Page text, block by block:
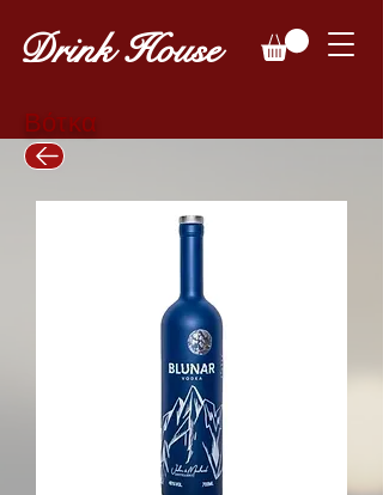
Drink House
Βότκα